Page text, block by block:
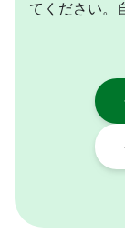
てください。